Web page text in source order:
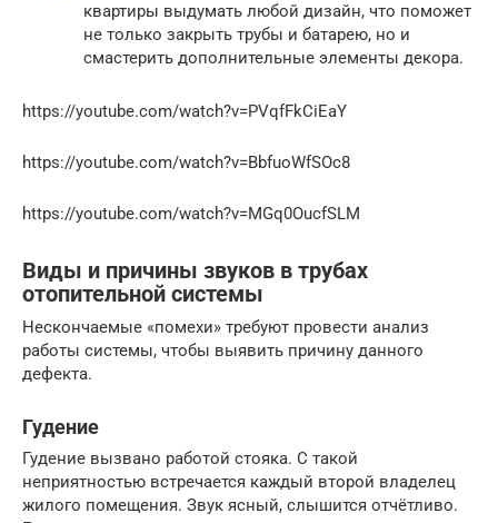
квартиры выдумать любой дизайн, что поможет
не только закрыть трубы и батарею, но и
смастерить дополнительные элементы декора.
https://youtube.com/watch?v=PVqfFkCiEaY
https://youtube.com/watch?v=BbfuoWfSOc8
https://youtube.com/watch?v=MGq0OucfSLM
Виды и причины звуков в трубах
отопительной системы
Нескончаемые «помехи» требуют провести анализ
работы системы, чтобы выявить причину данного
дефекта.
Гудение
Гудение вызвано работой стояка. С такой
неприятностью встречается каждый второй владелец
жилого помещения. Звук ясный, слышится отчётливо.